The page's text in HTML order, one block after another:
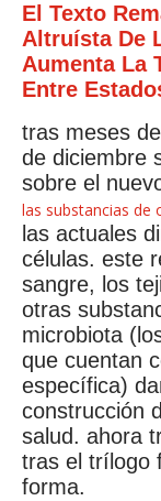
El Texto
Altruísta De
Aumenta La
Entre
tras meses
de diciembre
sobre el
las substancias de
las actuales
células. este
sangre, los
otras
microbiota
que cuentan
específica)
construcción
salud. ahora
tras el trílogo
forma.